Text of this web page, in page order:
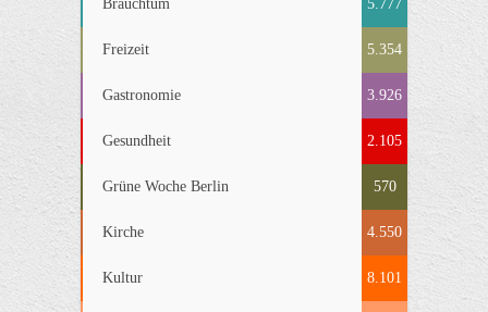
Brauchtum 5.777
Freizeit 5.354
Gastronomie 3.926
Gesundheit 2.105
Grüne Woche Berlin 570
Kirche 4.550
Kultur 8.101